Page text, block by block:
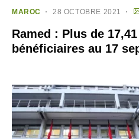
MAROC 28 OCTOBRE 2021
Ramed : Plus de
bénéficiaires au 17